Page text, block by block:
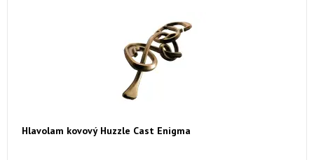
Hlavolam kovový Huzzle Cast Enigma